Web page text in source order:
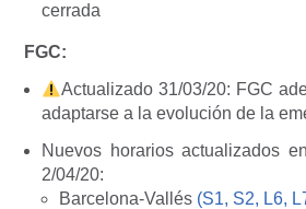
cerrada
FGC:
Actualizado 31/03/20: FGC
adaptarse a la evolución de la
Nuevos horarios actualizados
2/04/20:
Barcelona-Vallés (S1, S2, L6,